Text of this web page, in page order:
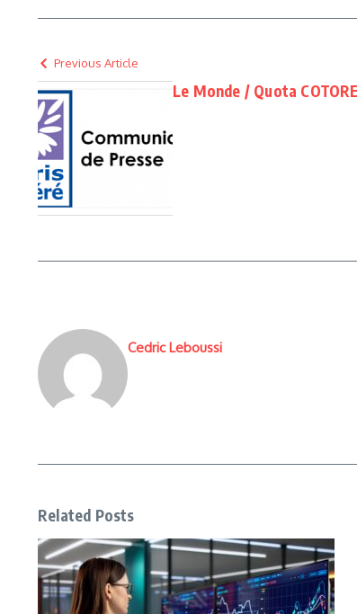
Previous Article
Le Monde / Quota
Cedric Leboussi
Related Posts